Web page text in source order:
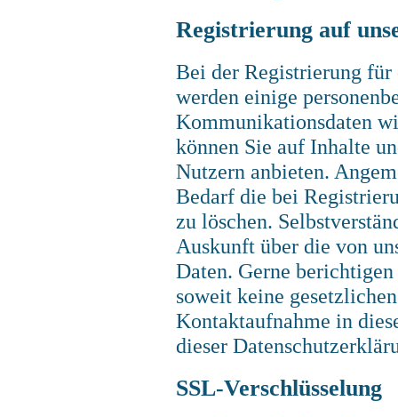
Registrierung auf
Bei der Registrierung für
werden einige
Kommunikationsdaten
können Sie auf Inhalte
Nutzern anbieten.
Bedarf die bei
zu löschen.
Auskunft über die von
Daten. Gerne
soweit keine
Kontaktaufnahme in
dieser
SSL-Verschlüsselung